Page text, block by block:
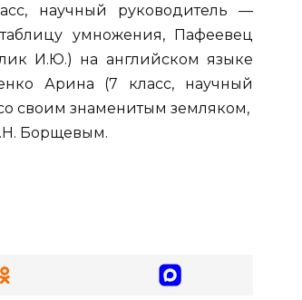
научный руководитель —
умножения, Пафеевец
И.Ю.) на английском языке
Арина (7 класс, научный
своим знаменитым земляком,
Борщевым.